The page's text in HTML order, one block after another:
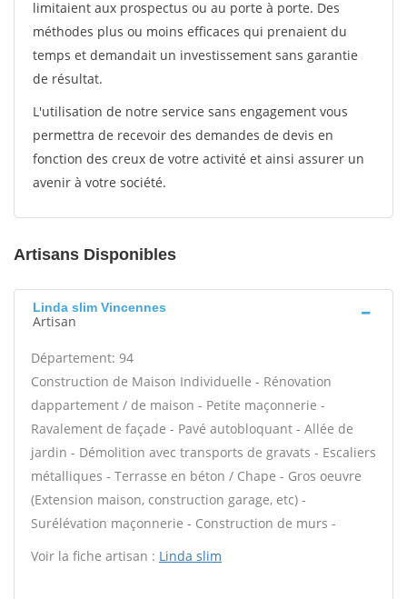
limitaient aux prospectus ou au porte à porte. Des
méthodes plus ou moins efficaces qui prenaient du
temps et demandait un investissement sans garantie
de résultat.
L'utilisation de notre service sans engagement vous
permettra de recevoir des demandes de devis en
fonction des creux de votre activité et ainsi assurer un
avenir à votre société.
Artisans Disponibles
Linda slim Vincennes
Artisan
Département: 94
Construction de Maison Individuelle - Rénovation
dappartement / de maison - Petite maçonnerie -
Ravalement de façade - Pavé autobloquant - Allée de
jardin - Démolition avec transports de gravats - Escaliers
métalliques - Terrasse en béton / Chape - Gros oeuvre
(Extension maison, construction garage, etc) -
Surélévation maçonnerie - Construction de murs -
Voir la fiche artisan : Linda slim